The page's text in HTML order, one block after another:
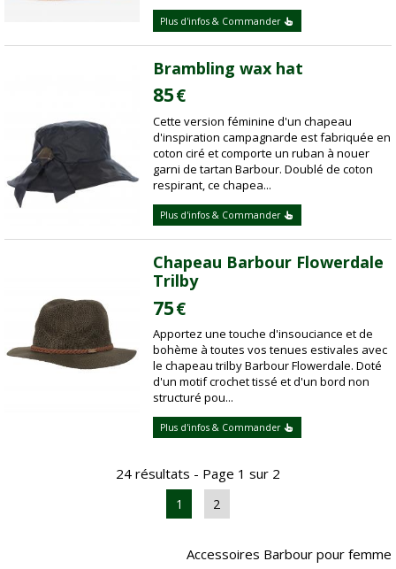
Plus d'infos & Commander
Brambling wax hat
85€
Cette version féminine d'un chapeau
d'inspiration campagnarde est fabriquée en
coton ciré et comporte un ruban à nouer
garni de tartan Barbour. Doublé de coton
respirant, ce chapea...
Plus d'infos & Commander
Chapeau Barbour Flowerdale
Trilby
75€
Apportez une touche d'insouciance et de
bohème à toutes vos tenues estivales avec
le chapeau trilby Barbour Flowerdale. Doté
d'un motif crochet tissé et d'un bord non
structuré pou...
Plus d'infos & Commander
24 résultats - Page 1 sur 2
1 2
Accessoires Barbour pour femme